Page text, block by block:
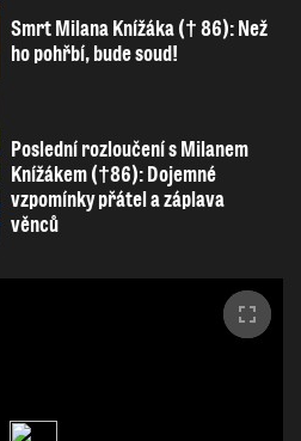
Smrt Milana Knížáka († 86): Než
ho pohřbí, bude soud!
Poslední rozloučení s Milanem
Knížákem (†86): Dojemné
vzpomínky přátel a záplava
věnců